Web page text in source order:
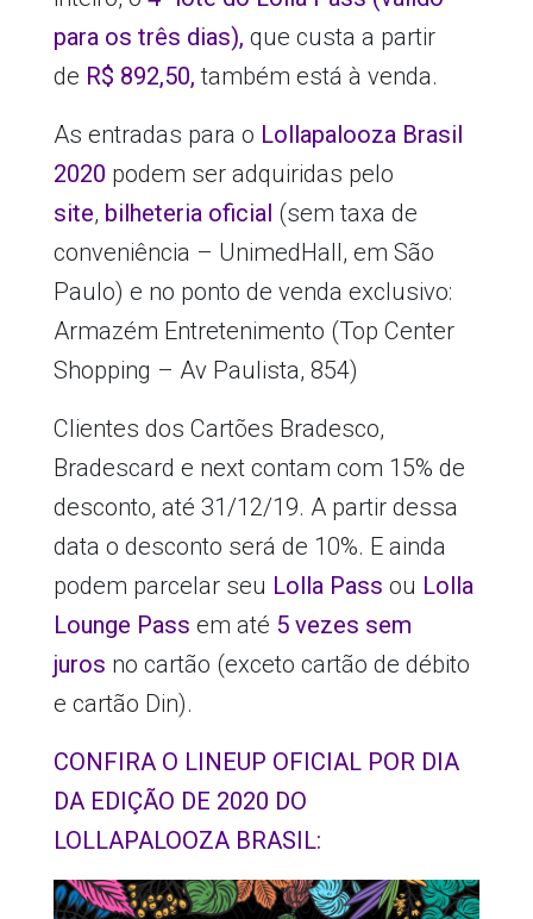
para os três dias), que custa a partir
de R$ 892,50,também está à venda.
As entradas para o Lollapalooza Brasil
2020 podem ser adquiridas pelo
site, bilheteria oficial (sem taxa de
conveniência – UnimedHall, em São
Paulo) e no ponto de venda exclusivo:
Armazém Entretenimento (Top Center
Shopping – Av Paulista, 854)
Clientes dos Cartões Bradesco,
Bradescard e next contam com 15% de
desconto, até 31/12/19. A partir dessa
data o desconto será de 10%. E ainda
podem parcelar seu Lolla Pass ou Lolla
Lounge Pass em até 5 vezes sem
juros no cartão (exceto cartão de débito
e cartão Din).
CONFIRA O LINEUP OFICIAL POR DIA
DA EDIÇÃO DE 2020 DO
LOLLAPALOOZA BRASIL: